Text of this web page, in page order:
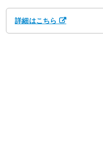
詳細はこちら